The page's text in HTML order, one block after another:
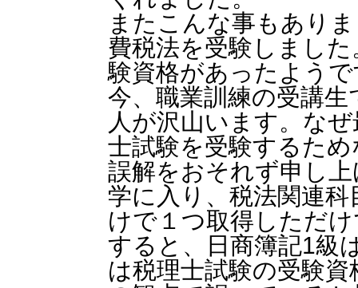
またこんな事もあり
費税法を受験しまし
験資格があったよう
今、職業訓練の受講
人が沢山います。な
士試験を受験するた
誤解をおそれず申し
学に入り、税法関連
けで１つ取得しただ
すると、日商簿記1級
は税理士試験の受験